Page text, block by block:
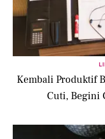
Kembali Produktif
Cuti, Begini